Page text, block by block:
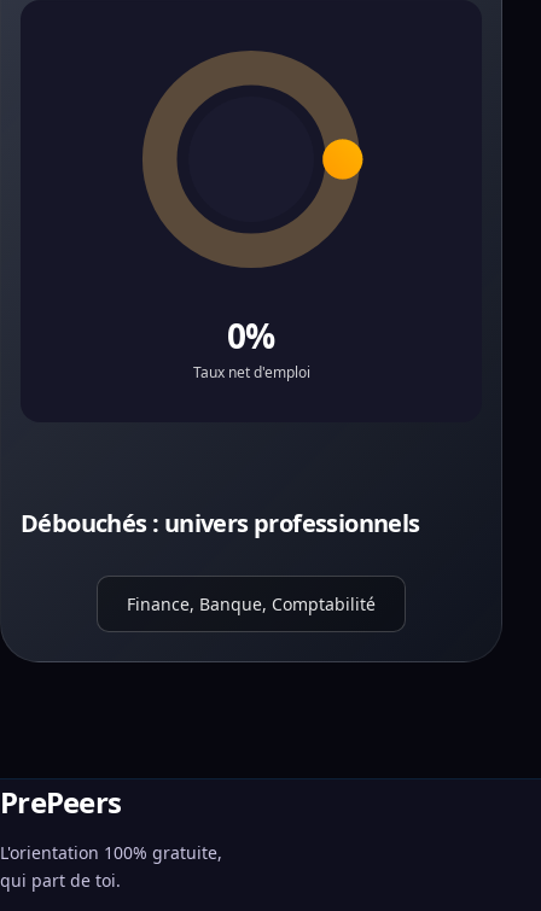
0%
Taux net d'emploi
Débouchés : univers professionnels
Finance, Banque, Comptabilité
PrePeers
L'orientation 100% gratuite,
qui part de toi.